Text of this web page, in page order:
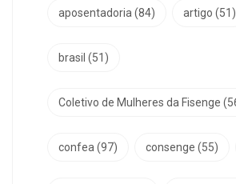
aposentadoria (84) artigo (51)
brasil (51)
Coletivo de Mulheres da Fisenge
confea (97) consenge (55)